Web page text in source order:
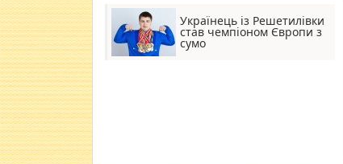
Українець із Решетилівки
став чемпіоном Європи з
сумо